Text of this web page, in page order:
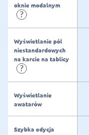
oknie modalnym
?
Wyświetlanie pól
niestandardowych
na karcie na tablicy
?
Wyświetlanie
awatarów
Szybka edycja